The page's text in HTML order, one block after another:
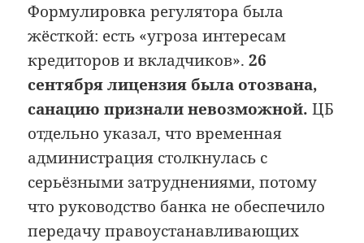
Формулировка регулятора была
жёсткой: есть «угроза интересам
кредиторов и вкладчиков».26
сентября лицензия была отозвана,
санацию признали невозможной. ЦБ
отдельно указал, что временная
администрация столкнулась с
серьёзными затруднениями, потому
что руководство банка не обеспечило
передачу правоустанавливающих